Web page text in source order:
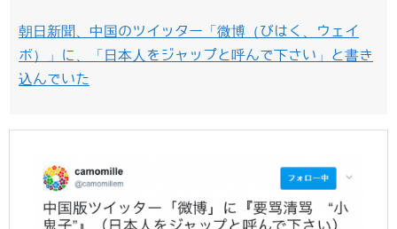
朝日新聞、中国のツイッター「微博（びはく、ウェイ
ボ）」に、「日本人をジャップと呼んで下さい」と書き
込んでいた